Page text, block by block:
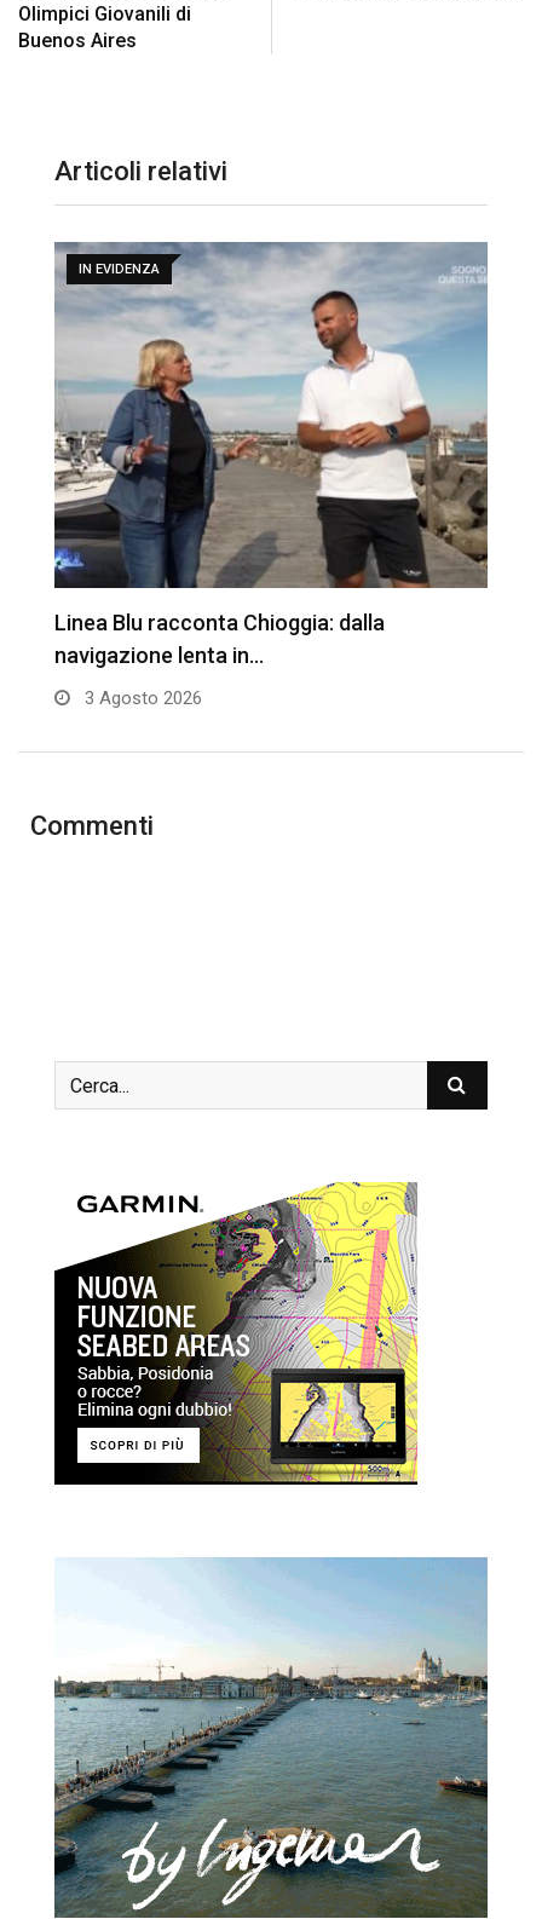
Olimpici Giovanili di
Buenos Aires
Articoli relativi
IN EVIDENZA
Linea Blu racconta Chioggia: dalla
navigazione lenta in…
3 Agosto 2026
Commenti